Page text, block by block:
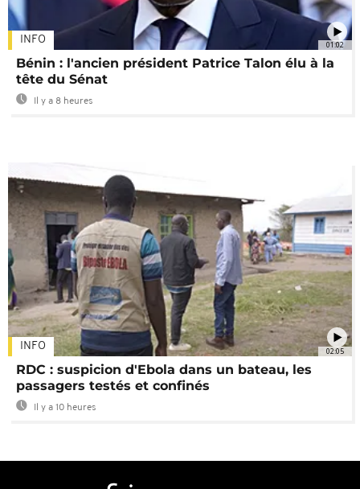
01:02
INFO
Bénin : l'ancien président Patrice Talon élu à la
tête du Sénat
Il y a 8 heures
02:05
INFO
RDC : suspicion d'Ebola dans un bateau, les
passagers testés et confinés
Il y a 10 heures